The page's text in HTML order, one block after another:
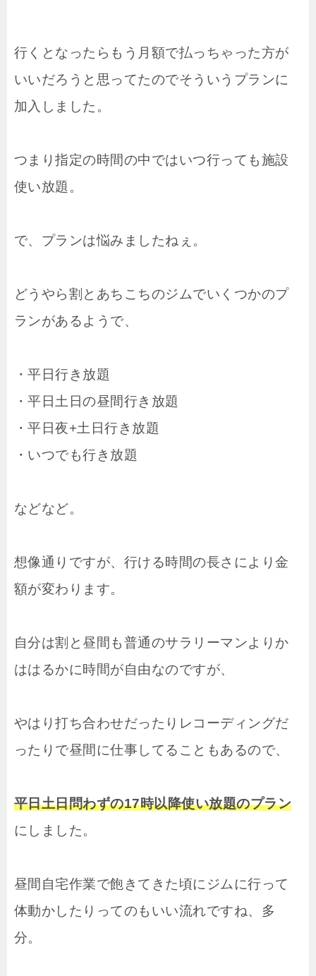
行くとなったらもう月額で払っちゃった方が
いいだろうと思ってたのでそういうプランに
加入しました。
つまり指定の時間の中ではいつ行っても施設
使い放題。
で、プランは悩みましたねぇ。
どうやら割とあちこちのジムでいくつかのプ
ランがあるようで、
・平日行き放題
・平日土日の昼間行き放題
・平日夜+土日行き放題
・いつでも行き放題
などなど。
想像通りですが、行ける時間の長さにより金
額が変わります。
自分は割と昼間も普通のサラリーマンよりか
ははるかに時間が自由なのですが、
やはり打ち合わせだったりレコーディングだ
ったりで昼間に仕事してることもあるので、
平日土日問わずの17時以降使い放題のプラン
にしました。
昼間自宅作業で飽きてきた頃にジムに行って
体動かしたりってのもいい流れですね、多
分。